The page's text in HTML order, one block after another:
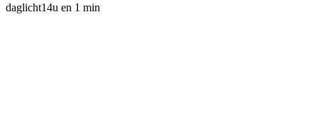
daglicht14u en 1 min